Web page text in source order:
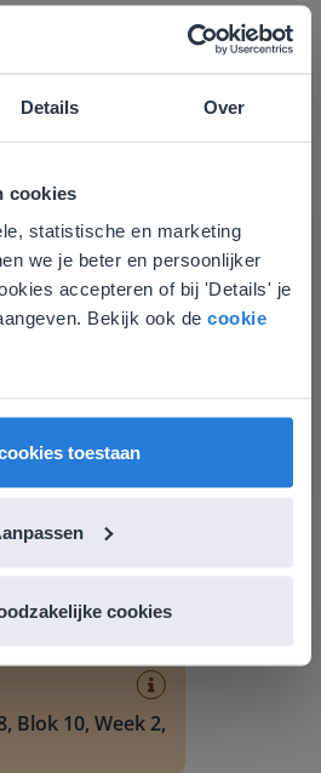
Details Over
cookies
statistische en marketing
we je beter en persoonlijker
accepteren of bij 'Details' je
Bekijk ook de cookie
toestaan
cookies
meer!
9, Week 3, Les 11
10, Week 2, Les 6
Blok 10, Week 2,
komt niet
je locatie
we dat je misschien
voor English gaat. Hier
Nederland